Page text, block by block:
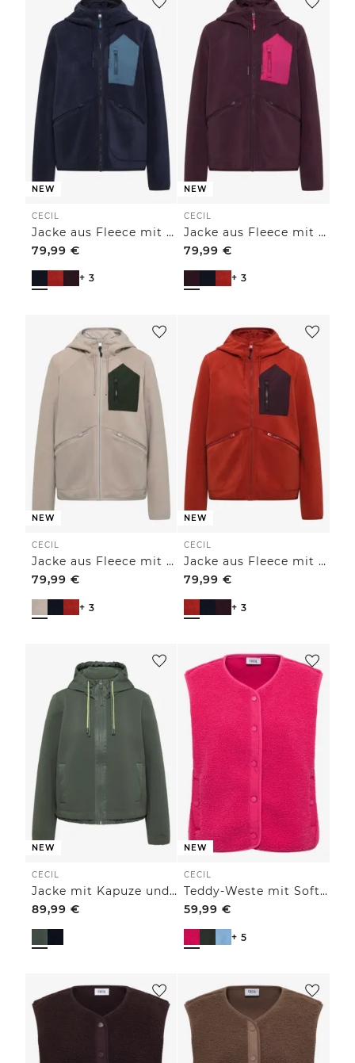
NEW
CECIL
Jacke aus Fleece mit Kapuze
79,99 €
+ 3
NEW
CECIL
Jacke aus Fleece mit Kapuze
79,99€
+ 3
NEW
CECIL
Jacke aus Fleece mit Kapuze
79,99 €
+ 3
NEW
CECIL
Jacke aus Fleece mit Kapuze
79,99€
+ 3
NEW
CECIL
Jacke mit Kapuze und Strukturmix
89,99 €
NEW
CECIL
Teddy-Weste mit Softshelldetails
59,99€
+ 5